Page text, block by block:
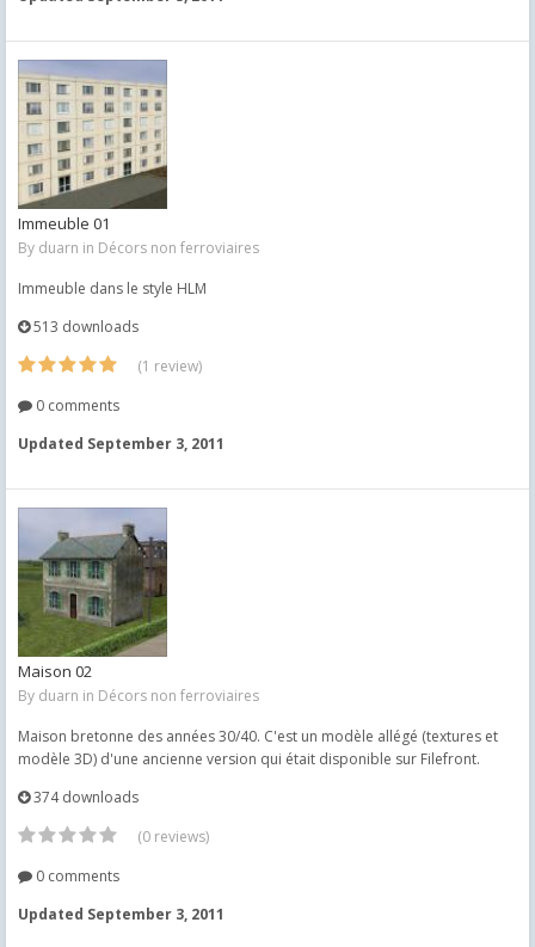
Immeuble 01
By duarn in Décors non ferroviaires
Immeuble dans le style HLM
513 downloads
(1 review)
0 comments
Updated September 3, 2011
Maison 02
By duarn in Décors non ferroviaires
Maison bretonne des années 30/40. C'est un modèle allégé (textures et
modèle 3D) d'une ancienne version qui était disponible sur Filefront.
374 downloads
(0 reviews)
0 comments
Updated September 3, 2011